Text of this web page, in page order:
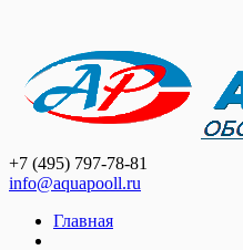
+7 (495) 797-78-81
info@aquapooll.ru
Главная